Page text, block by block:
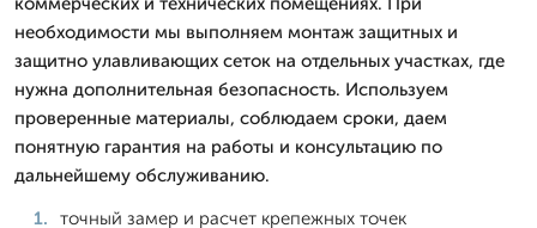
необходимости мы выполняем монтаж защитных и
защитно улавливающих сеток на отдельных участках, где
нужна дополнительная безопасность. Используем
проверенные материалы, соблюдаем сроки, даем
понятную гарантия на работы и консультацию по
дальнейшему обслуживанию.
точный замер и расчет крепежных точек